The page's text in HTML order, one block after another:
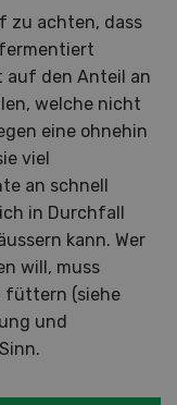
zu achten, dass
auf den Anteil an
welche nicht
eine ohnehin
viel
an schnell
in Durchfall
kann. Wer
will, muss
füttern (siehe
und